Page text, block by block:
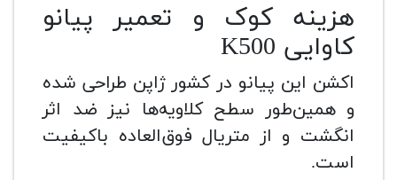
هزینه کوک و تعمیر پیانو
کاوایی K500
اکشن این پیانو در کشور ژاپن طراحی شده
و همین‌طور سطح کلاویه‌ها نیز ضد اثر
انگشت و از متریال فوق‌العاده باکیفیت
است.